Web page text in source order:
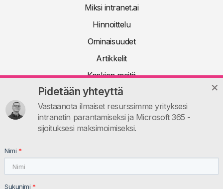
Pidetään yhteyttä
Vastaanota ilmaiset resurssimme yrityksesi
intranetin parantamiseksi ja Microsoft 365 -
sijoituksesi maksimoimiseksi.
Nimi *
Sukunimi *
Miksi intranet.ai
Hinnoittelu
Ominaisuudet
Artikkelit
Koskien meitä
Tekninen dokumentaatio
UKK
Ota yhteyttä
VAT: IT11172630961, Tel: +39 02 39 29 5655